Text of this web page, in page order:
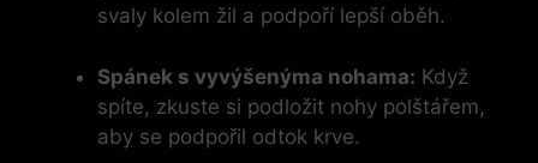
svaly kolem žil a podpoří lepší oběh.
Spánek s vyvýšenýma nohama: Když
spíte, zkuste si podložit nohy polštářem,
aby se podpořil odtok krve.